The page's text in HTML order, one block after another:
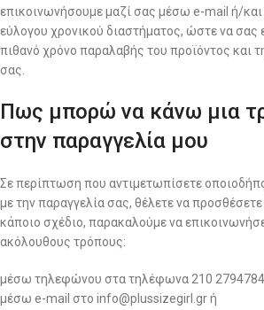
επικοινωνήσουμε μαζί σας μέσω e-mail ή/
εύλογου χρονικού διαστήματος, ώστε να σας
πιθανό χρόνο παραλαβής του προϊόντος και
σας.
Πως μπορώ να κάνω μια
στην παραγγελία μου
Σε περίπτωση που αντιμετωπίσετε
με την παραγγελία σας, θέλετε να
κάποιο σχέδιο, παρακαλούμε να
ακόλουθους τρόπους:
μέσω τηλεφώνου στα τηλέφωνα 210
μέσω e-mail στο info@plussizegirl.gr ή